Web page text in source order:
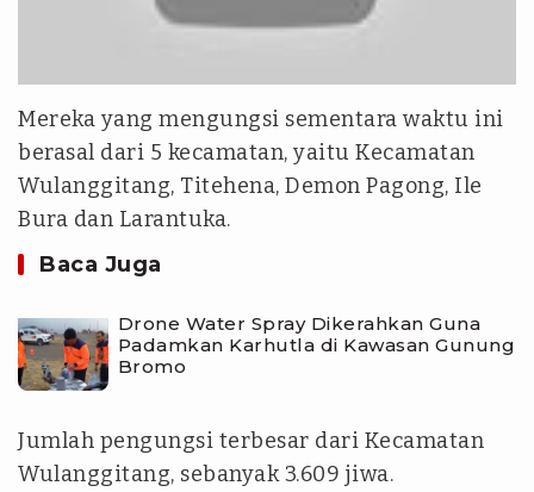
Mereka yang mengungsi sementara waktu ini
berasal dari 5 kecamatan, yaitu Kecamatan
Wulanggitang, Titehena, Demon Pagong, Ile
Bura dan Larantuka.
Baca Juga
Drone Water Spray Dikerahkan Guna
Padamkan Karhutla di Kawasan Gunung
Bromo
Jumlah pengungsi terbesar dari Kecamatan
Wulanggitang, sebanyak 3.609 jiwa.